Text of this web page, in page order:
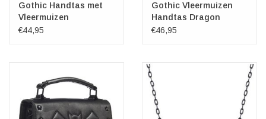
Gothic Handtas met
Vleermuizen
€44,95
Gothic Vleermuizen
Handtas Dragon
Nymph
€46,95